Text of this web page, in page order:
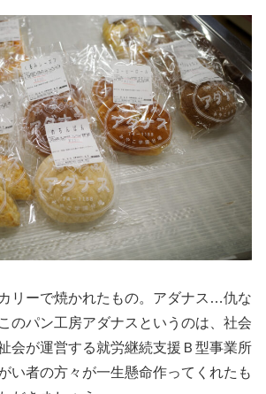
リーで焼かれたもの。アダナス…仇な
のパン工房アダナスというのは、社会
会が運営する就労継続支援Ｂ型事業所
い者の方々が一生懸命作ってくれたも